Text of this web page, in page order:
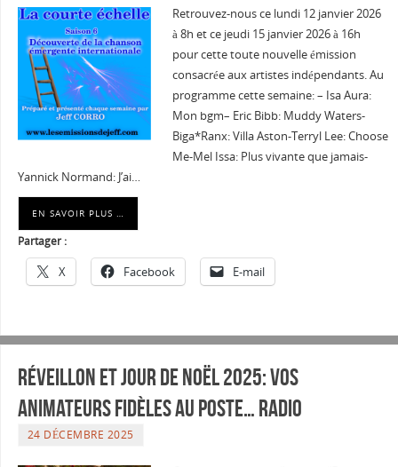
Retrouvez-nous ce lundi 12 janvier 2026
à 8h et ce jeudi 15 janvier 2026 à 16h
pour cette toute nouvelle émission
consacrée aux artistes indépendants. Au
programme cette semaine: – Isa Aura:
Mon bgm– Eric Bibb: Muddy Waters-
Biga*Ranx: Villa Aston-Terryl Lee: Choose
Me-Mel Issa: Plus vivante que jamais-
Yannick Normand: J’ai…
EN SAVOIR PLUS …
Partager :
X Facebook E-mail
Réveillon et jour de Noël 2025: Vos
animateurs fidèles au poste… Radio
24 DÉCEMBRE 2025